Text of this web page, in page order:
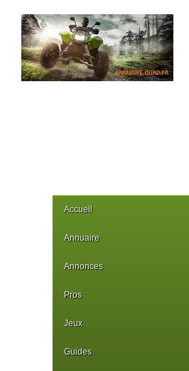
Accueil
Annuaire
Annonces
Pros
Jeux
Guides